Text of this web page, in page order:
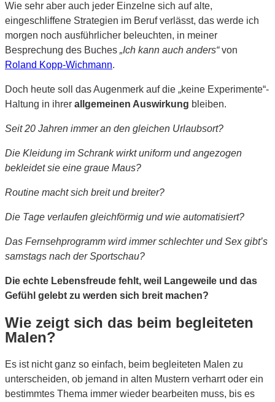
Wie sehr aber auch jeder Einzelne sich auf alte,
eingeschliffene Strategien im Beruf verlässt, das werde ich
morgen noch ausführlicher beleuchten, in meiner
Besprechung des Buches „Ich kann auch anders“von
Roland Kopp-Wichmann.
Doch heute soll das Augenmerk auf die „keine Experimente“-
Haltung in ihrer allgemeinen Auswirkung bleiben.
Seit 20 Jahren immer an den gleichen Urlaubsort?
Die Kleidung im Schrank wirkt uniform und angezogen
bekleidet sie eine graue Maus?
Routine macht sich breit und breiter?
Die Tage verlaufen gleichförmig und wie automatisiert?
Das Fernsehprogramm wird immer schlechter und Sex gibt’s
samstags nach der Sportschau?
Die echte Lebensfreude fehlt, weil Langeweile und das
Gefühl gelebt zu werden sich breit machen?
Wie zeigt sich das beim begleiteten
Malen?
Es ist nicht ganz so einfach, beim begleiteten Malen zu
unterscheiden, ob jemand in alten Mustern verharrt oder ein
bestimmtes Thema immer wieder bearbeiten muss, bis es